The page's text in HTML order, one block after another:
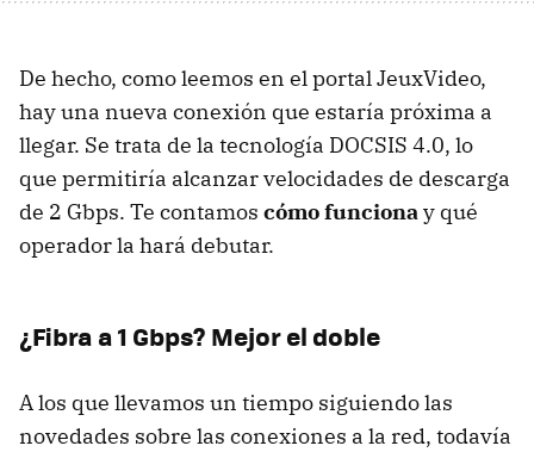
De hecho, como leemos en el portal JeuxVideo,
hay una nueva conexión que estaría próxima a
llegar. Se trata de la tecnología DOCSIS 4.0, lo
que permitiría alcanzar velocidades de descarga
de 2 Gbps. Te contamos cómo funcionay qué
operador la hará debutar.
¿Fibra a 1 Gbps? Mejor el doble
A los que llevamos un tiempo siguiendo las
novedades sobre las conexiones a la red, todavía